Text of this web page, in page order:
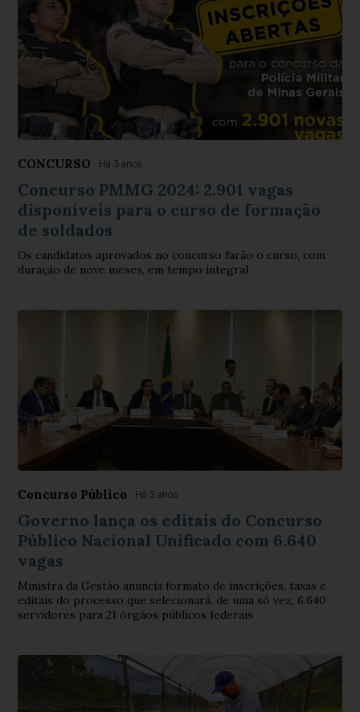
CONCURSO Há 3 anos
Concurso PMMG 2024: 2.901 vagas
disponíveis para o curso de formação
de soldados
Os candidatos aprovados no concurso farão o curso, com
duração de nove meses, em tempo integral
Concurso Público Há 3 anos
Governo lança os editais do Concurso
Público Nacional Unificado com 6.640
vagas
Ministra da Gestão anuncia formato de inscrições, taxas e
editais do processo que selecionará, de uma só vez, 6.640
servidores para 21 órgãos públicos federais